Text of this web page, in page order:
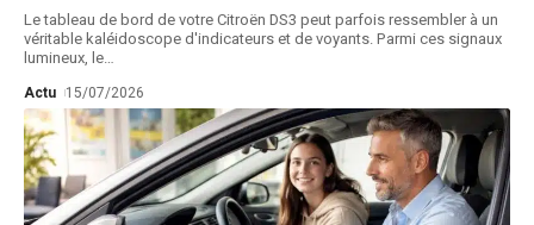
Le tableau de bord de votre Citroën DS3 peut parfois ressembler à un
véritable kaléidoscope d'indicateurs et de voyants. Parmi ces signaux
lumineux, le…
Actu 15/07/2026